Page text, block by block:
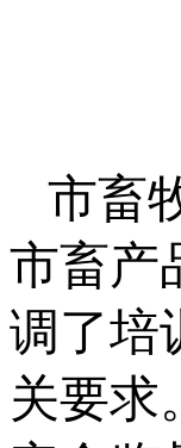
市畜
市畜产
调了培
关要求